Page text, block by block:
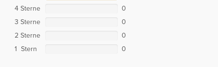
4 Sterne
0
3 Sterne
0
2 Sterne
0
1 Stern
0